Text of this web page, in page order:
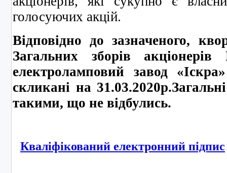
голосуючих акцій.
Відповідно до зазначеного,
Загальних зборів
електроламповий завод
скликані на
такими, що не відбулись.
Кваліфікований електронний підпис